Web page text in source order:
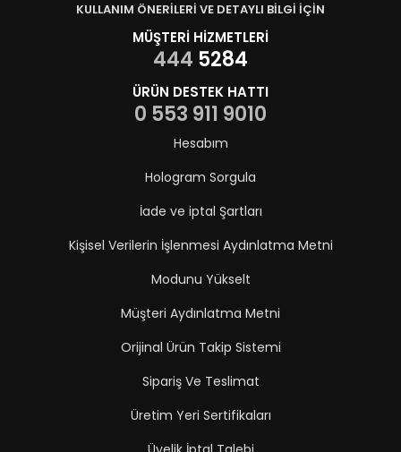
KULLANIM ÖNERİLERİ VE DETAYLI BİLGİ İÇİN
MÜŞTERİ HİZMETLERİ
444 5284
ÜRÜN DESTEK HATTI
0 553 911 9010
Hesabım
Hologram Sorgula
İade ve iptal Şartları
Kişisel Verilerin İşlenmesi Aydınlatma Metni
Modunu Yükselt
Müşteri Aydınlatma Metni
Orijinal Ürün Takip Sistemi
Sipariş Ve Teslimat
Üretim Yeri Sertifikaları